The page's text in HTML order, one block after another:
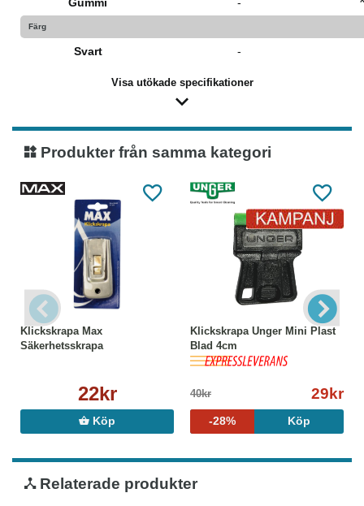
Färg
Svart -
Visa utökade specifikationer
Produkter från samma kategori
Klickskrapa Max
Säkerhetsskrapa
22kr
Köp
Klickskrapa Unger Mini Plast
Blad 4cm
40kr 29kr
-28% Köp
Relaterade produkter